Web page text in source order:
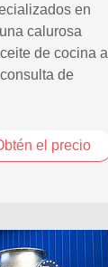
en
calurosa
de cocina a
de
el precio